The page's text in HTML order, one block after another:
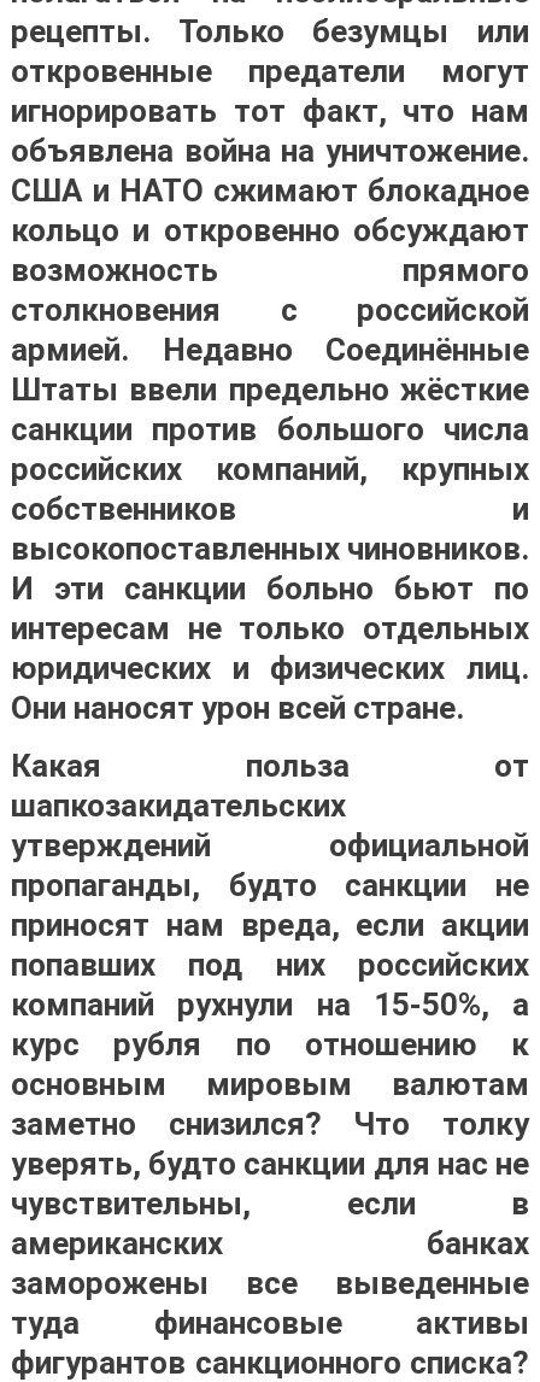
рецепты. Только безумцы или
откровенные предатели могут
игнорировать тот факт, что нам
объявлена война на уничтожение.
США и НАТО сжимают блокадное
кольцо и откровенно обсуждают
возможность прямого
столкновения с российской
армией. Недавно Соединённые
Штаты ввели предельно жёсткие
санкции против большого числа
российских компаний, крупных
собственников и
высокопоставленных чиновников.
И эти санкции больно бьют по
интересам не только отдельных
юридических и физических лиц.
Они наносят урон всей стране.
Какая польза от
шапкозакидательских
утверждений официальной
пропаганды, будто санкции не
приносят нам вреда, если акции
попавших под них российских
компаний рухнули на 15-50%, а
курс рубля по отношению к
основным мировым валютам
заметно снизился? Что толку
уверять, будто санкции для нас не
чувствительны, если в
американских банках
заморожены все выведенные
туда финансовые активы
фигурантов санкционного списка?